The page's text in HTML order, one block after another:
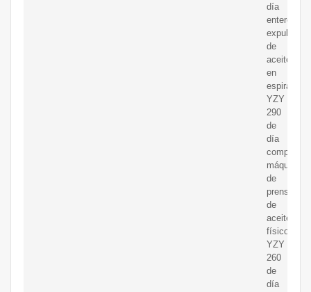
día
entero,
expulsor
de
aceite
en
espiral
YZY
290
de
día
completo,
máquina
de
prensado
de
aceite
físico
YZY
260
de
día